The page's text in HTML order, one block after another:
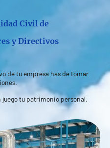
Civil de
y Directivos
de tu empresa has de tomar
juego tu patrimonio personal.